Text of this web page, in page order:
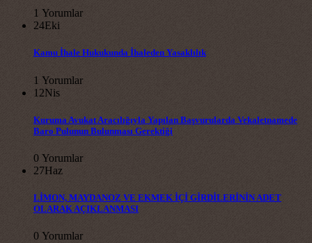
1 Yorumlar
24Eki
Kamu İhale Hukukunda İhaleden Yasaklılık
1 Yorumlar
12Nis
Kuruma Avukat Aracılığıyla Yapılan Başvurularda Vekaletnamede
Baro Pulunun Bulunması Gerektiği
0 Yorumlar
27Haz
LİMON, MAYDANOZ VE EKMEK İÇİ GİRDİLERİNİN ADET
OLARAK AÇIKLANMASI
0 Yorumlar